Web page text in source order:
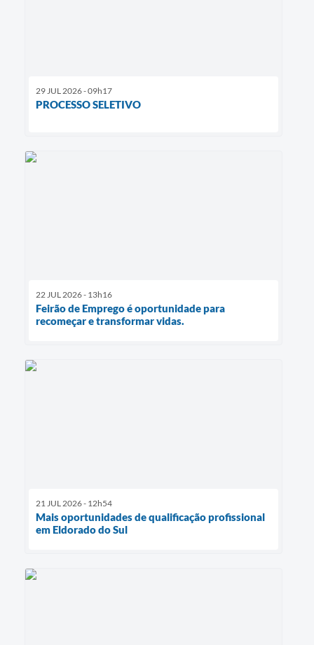
29 JUL 2026 - 09h17
PROCESSO SELETIVO
22 JUL 2026 - 13h16
Feirão de Emprego é oportunidade para
recomeçar e transformar vidas.
21 JUL 2026 - 12h54
Mais oportunidades de qualificação profissional
em Eldorado do Sul